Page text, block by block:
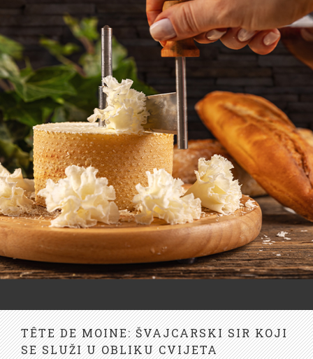
TÊTE DE MOINE: ŠVAJCARSKI SIR KOJI
SE SLUŽI U OBLIKU CVIJETA